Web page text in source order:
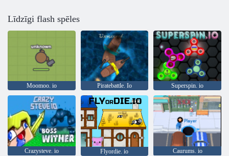
Līdzīgi flash spēles
Moomoo. io Piratebattle. Io Superspin. io
Crazysteve. io Flyordie. io Caurums. io